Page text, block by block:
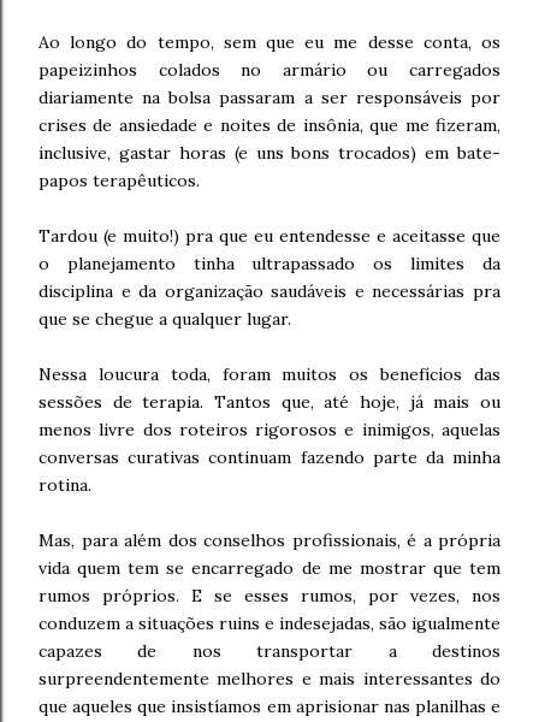
Ao longo do tempo, sem que eu me desse conta, os
papeizinhos colados no armário ou carregados
diariamente na bolsa passaram a ser responsáveis por
crises de ansiedade e noites de insônia, que me fizeram,
inclusive, gastar horas (e uns bons trocados) em bate-
papos terapêuticos.
Tardou (e muito!) pra que eu entendesse e aceitasse que
o planejamento tinha ultrapassado os limites da
disciplina e da organização saudáveis e necessárias pra
que se chegue a qualquer lugar.
Nessa loucura toda, foram muitos os benefícios das
sessões de terapia. Tantos que, até hoje, já mais ou
menos livre dos roteiros rigorosos e inimigos, aquelas
conversas curativas continuam fazendo parte da minha
rotina.
Mas, para além dos conselhos profissionais, é a própria
vida quem tem se encarregado de me mostrar que tem
rumos próprios. E se esses rumos, por vezes, nos
conduzem a situações ruins e indesejadas, são igualmente
capazes de nos transportar a destinos
surpreendentemente melhores e mais interessantes do
que aqueles que insistíamos em aprisionar nas planilhas e